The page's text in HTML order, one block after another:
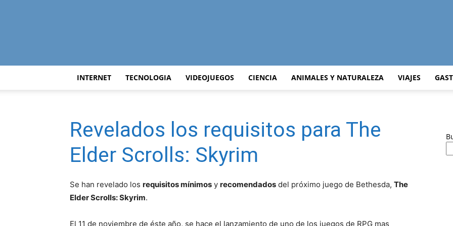
Curiosidades
Curiosas
INTERNET TECNOLOGIA VIDEOJUEGOS CIENCIA ANIMALES Y NATURALEZA VIAJES
Revelados los requisitos para The
Elder Scrolls: Skyrim
Se han revelado los requisitos mínimos y recomendados del próximo juego de Bethesda, The
Elder Scrolls: Skyrim.
El 11 de noviembre de éste año, se hace el lanzamiento de uno de los juegos de RPG mas